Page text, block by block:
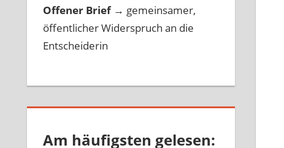
Offener Brief → gemeinsamer,
öffentlicher Widerspruch an die
Entscheiderin
Am häufigsten gelesen: